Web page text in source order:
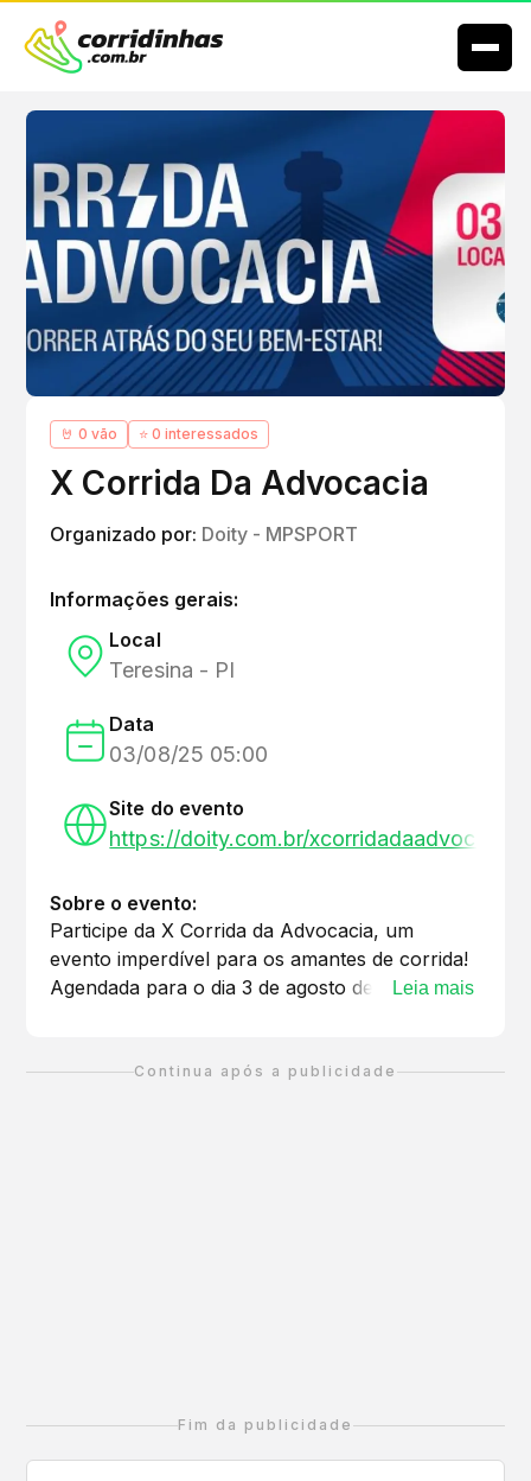
🤘 0 vão ⭐ 0 interessados
X Corrida Da Advocacia
Organizado por: Doity - MPSPORT
Informações gerais:
Local
Teresina - PI
Data
03/08/25 05:00
Site do evento
https://doity.com.br/xcorridadaadvocacia
Sobre o evento:
Participe da X Corrida da Advocacia, um
evento imperdível para os amantes de corrida!
Agendada para o dia 3 de agosto de 2025, a
evento é uma excelente oportunidade para
Leia mais
Continua após a publicidade
Fim da publicidade